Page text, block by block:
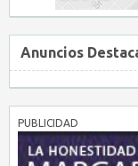
Anuncios
PUBLICIDAD